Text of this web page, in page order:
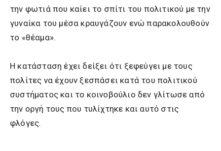
την φωτιά που καίει το σπίτι του πολιτικού με την
γυναίκα του μέσα κραυγάζουν ενώ παρακολουθούν
το «θέαμα».
Η κατάσταση έχει δείξει ότι ξεφεύγει με τους
πολίτες να έχουν ξεσπάσει κατά του πολιτικού
συστήματος και το κοινοβούλιο δεν γλίτωσε από
την οργή τους που τυλίχτηκε και αυτό στις
φλόγες.